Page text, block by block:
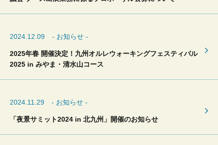
2024.12.09 - お知らせ -
2025年春 開催決定！九州オルレウォーキングフェスティバル
2025 in みやま・清水山コース
2024.11.29 - お知らせ -
「夜景サミット2024 in 北九州」開催のお知らせ